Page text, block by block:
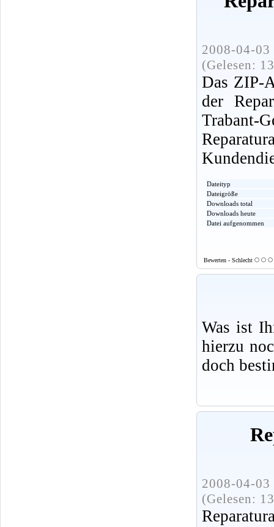
2008-04-
(Gelesen:
Das ZIP-
der
Dateityp
Dateigröße
Downloads total
Downloads heute
Datei aufgenommen
Bewerten - Schlecht
Was ist
hierzu
doch
2008-04-
(Gelesen: